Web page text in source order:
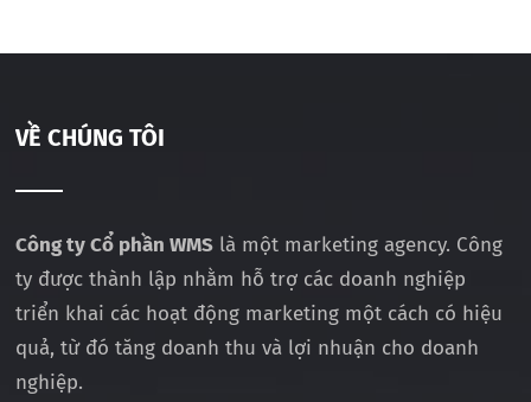
VỀ CHÚNG TÔI
Công ty Cổ phần WMS là một marketing agency. Công
ty được thành lập nhằm hỗ trợ các doanh nghiệp
triển khai các hoạt động marketing một cách có hiệu
quả, từ đó tăng doanh thu và lợi nhuận cho doanh
nghiệp.